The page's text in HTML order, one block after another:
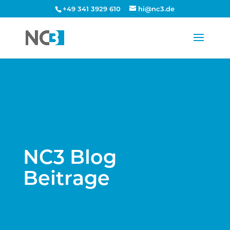
+49 341 3929 610 hi@nc3.de
NC3 Blog
Beitrage